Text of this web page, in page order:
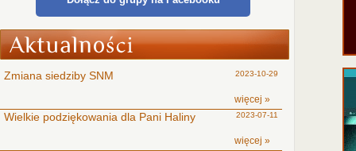
Zmiana siedziby SNM 2023-10-29
więcej »
Wielkie podziękowania dla Pani Haliny 2023-07-11
więcej »